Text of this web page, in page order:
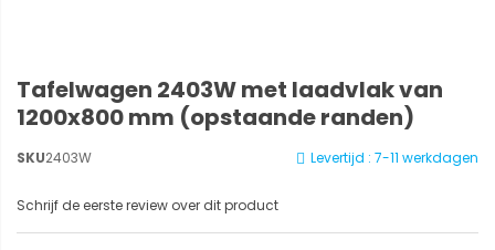
Tafelwagen 2403W met laadvlak van
1200x800 mm (opstaande randen)
Levertijd : 7-11 werkdagen
SKU2403W
Schrijf de eerste review over dit product